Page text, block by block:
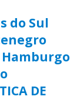
do Sul
Hamburgo
DE